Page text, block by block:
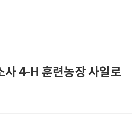
사 4-H 훈련농장 사일로